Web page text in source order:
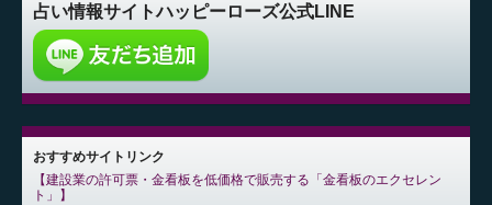
占い情報サイトハッピーローズ公式LINE
おすすめサイトリンク
建設業の許可票・金看板を低価格で販売する「金看板のエクセレン
ト」